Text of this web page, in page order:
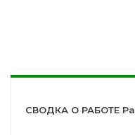
СВОДКА О РАБОТЕ